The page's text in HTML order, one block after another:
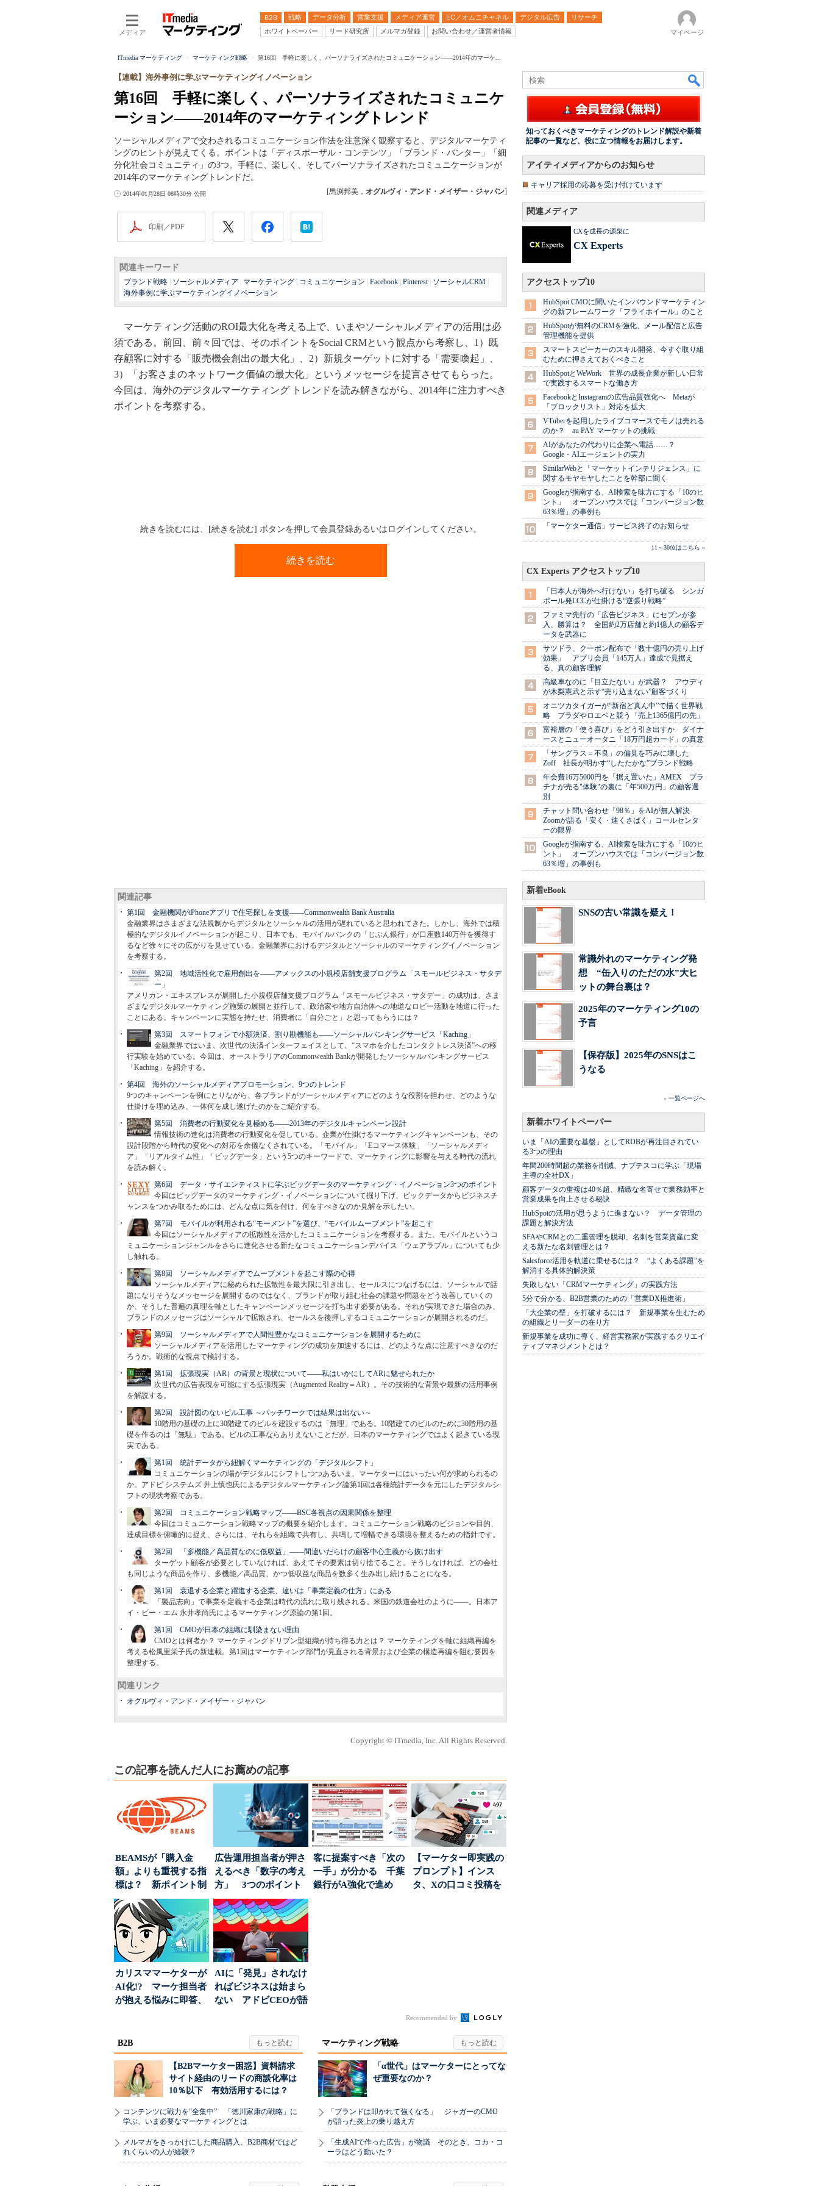
メディア
B2B 戦略 データ分析 営業支援 メディア運営 EC／オムニチャネル デジタル広告
リサーチ
ホワイトペーパー
リード研究所 メルマガ登録 お問い合わせ／運営者情報 マイページ
ITmedia マーケティング マーケティング戦略 第16回 手軽に楽しく、パーソナライズされたコミュニケーション――2014年のマーケ...
第16回 手軽に楽しく、パーソナライズされたコミュニケ
ーション――2014年のマーケティングトレンド
【連載】海外事例に学ぶマーケティングイノベーション
ソーシャルメディアで交わされるコミュニケーション作法を注意深く観察すると、デジタルマーケティ
ングのヒントが見えてくる。ポイントは「ディスポーザル・コンテンツ」「ブランド・バンター」「細
分化社会コミュニティ」の3つ。手軽に、楽しく、そしてパーソナライズされたコミュニケーションが
2014年のマーケティングトレンドだ。
2014年01月28日 08時30分 公開 [馬渕邦美， オグルヴィ・アンド・メイザー・ジャパン]
印刷／PDF
関連キーワード
ブランド戦略 ソーシャルメディア マーケティング コミュニケーション Facebook Pinterest| ソーシャルCRM
海外事例に学ぶマーケティングイノベーション
マーケティング活動のROI最大化を考える上で、いまやソーシャルメディアの活用は必
須である。前回、前々回では、そのポイントをSocial CRMという観点から考察し、1）既
存顧客に対する「販売機会創出の最大化」、2）新規ターゲットに対する「需要喚起」、
3）「お客さまのネットワーク価値の最大化」というメッセージを提言させてもらった。
今回は、海外のデジタルマーケティング トレンドを読み解きながら、2014年に注力すべき
ポイントを考察する。
続きを読むには、[続きを読む] ボタンを押して会員登録あるいはログインしてください。
続きを読む
関連記事
第1回 金融機関がiPhoneアプリで住宅探しを支援――Commonwealth Bank Australia
金融業界はさまざまな法規制からデジタルとソーシャルの活用が遅れていると思われてきた。しかし、海外では積
極的なデジタルイノベーションが起こり、日本でも、モバイルバンクの「じぶん銀行」が口座数140万件を獲得す
るなど徐々にその広がりを見せている。金融業界におけるデジタルとソーシャルのマーケティングイノベーション
を考察する。
第2回 地域活性化で雇用創出を――アメックスの小規模店舗支援プログラム「スモールビジネス・サタデ
ー」
アメリカン・エキスプレスが展開した小規模店舗支援プログラム「スモールビジネス・サタデー」の成功は、さま
ざまなデジタルマーケティング施策の展開と並行して、政治家や地方自治体への地道なロビー活動を地道に行った
ことにある。キャンペーンに実態を持たせ、消費者に「自分ごと」と思ってもらうには？
第3回 スマートフォンで小額決済、割り勘機能も――ソーシャルバンキングサービス「Kaching」
金融業界ではいま、次世代の決済インターフェイスとして、“スマホを介したコンタクトレス決済”への移
行実験を始めている。今回は、オーストラリアのCommonwealth Bankが開発したソーシャルバンキングサービス
「Kaching」を紹介する。
第4回 海外のソーシャルメディアプロモーション、9つのトレンド
9つのキャンペーンを例にとりながら、各ブランドがソーシャルメディアにどのような役割を担わせ、どのような
仕掛けを埋め込み、一体何を成し遂げたのかをご紹介する。
第5回 消費者の行動変化を見極める――2013年のデジタルキャンペーン設計
情報技術の進化は消費者の行動変化を促している。企業が仕掛けるマーケティングキャンペーンも、その
設計段階から時代の変化への対応を余儀なくされている。「モバイル」「Eコマース体験」「ソーシャルメディ
ア」「リアルタイム性」「ビッグデータ」という5つのキーワードで、マーケティングに影響を与える時代の流れ
を読み解く。
第6回 データ・サイエンティストに学ぶビッグデータのマーケティング・イノベーション3つのポイント
今回はビッグデータのマーケティング・イノベーションについて掘り下げ、ビックデータからビジネスチ
ャンスをつかみ取るためには、どんな点に気を付け、何をすべきなのか見解を示したい。
第7回 モバイルが利用される“モーメント”を選び、“モバイルムーブメント”を起こす
今回はソーシャルメディアの拡散性を活かしたコミュニケーションを考察する。また、モバイルというコ
ミュニケーションジャンルをさらに進化させる新たなコミュニケーションデバイス「ウェアラブル」についても少
し触れる。
第8回 ソーシャルメディアでムーブメントを起こす際の心得
ソーシャルメディアに秘められた拡散性を最大限に引き出し、セールスにつなげるには、ソーシャルで話
題になりそうなメッセージを展開するのではなく、ブランドが取り組む社会の課題や問題をどう改善していくの
か、そうした普遍の真理を軸としたキャンペーンメッセージを打ち出す必要がある。それが実現できた場合のみ、
ブランドのメッセージはソーシャルで拡散され、セールスを後押しするコミュニケーションが展開されるのだ。
第9回 ソーシャルメディアで人間性豊かなコミュニケーションを展開するために
ソーシャルメディアを活用したマーケティングの成功を加速するには、どのような点に注意すべきなのだ
ろうか。戦術的な視点で検討する。
第1回 拡張現実（AR）の背景と現状について――私はいかにしてARに魅せられたか
次世代の広告表現を可能にする拡張現実（Augmented Reality＝AR）。その技術的な背景や最新の活用事例
を解説する。
第2回 設計図のないビル工事 ～パッチワークでは結果は出ない～
10階用の基礎の上に30階建てのビルを建設するのは「無理」である。10階建てのビルのために30階用の基
礎を作るのは「無駄」である。ビルの工事ならありえないことだが、日本のマーケティングではよく起きている現
実である。
第1回 統計データから紐解くマーケティングの「デジタルシフト」
コミュニケーションの場がデジタルにシフトしつつあるいま、マーケターにはいったい何が求められるの
か。アドビ システムズ 井上慎也氏によるデジタルマーケティング論第1回は各種統計データを元にしたデジタルシ
フトの現状考察である。
第2回 コミュニケーション戦略マップ――BSC各視点の因果関係を整理
今回はコミュニケーション戦略マップの概要を紹介します。コミュニケーション戦略のビジョンや目的、
達成目標を俯瞰的に捉え、さらには、それらを組織で共有し、共鳴して増幅できる環境を整えるための指針です。
第2回 「多機能／高品質なのに低収益」――間違いだらけの顧客中心主義から抜け出す
ターゲット顧客が必要としていなければ、あえてその要素は切り捨てること。そうしなければ、どの会社
も同じような商品を作り、多機能／高品質、かつ低収益な商品を数多く生み出し続けることになる。
第1回 衰退する企業と躍進する企業、違いは「事業定義の仕方」にある
「製品志向」で事業を定義する企業は時代の流れに取り残される。米国の鉄道会社のように――。日本ア
イ・ビー・エム 永井孝尚氏によるマーケティング原論の第1回。
第1回 CMOが日本の組織に馴染まない理由
CMOとは何者か？ マーケティングドリブン型組織が持ち得る力とは？ マーケティングを軸に組織再編を
考える松風里栄子氏の新連載。第1回はマーケティング部門が見直される背景および企業の構造再編を阻む要因を
整理する。
関連リンク
オグルヴィ・アンド・メイザー・ジャパン
Copyright © ITmedia, Inc. All Rights Reserved.
この記事を読んだ人にお薦めの記事
BEAMSが「購入金
額」よりも重視する指
標は？ 新ポイント制
度の狙い
広告運用担当者が押さ
えるべき「数字の考え
方」 3つのポイント
とは
客に提案すべき「次の
一手」が分かる 千葉
銀行がA強化で進め
【マーケター即実践の
プロンプト】インス
タ、Xの口コミ投稿を
カリスママーケターが
AI化!? マーケ担当者
が抱える悩みに即答、
AIに「発見」されなけ
ればビジネスは始まら
ない アドビCEOが語
Recommended by
B2B
【B2Bマーケター困惑】資料請求
サイト経由のリードの商談化率は
10％以下 有効活用するには？
コンテンツに戦力を“全集中” 「徳川家康の戦略」に
学ぶ、いま必要なマーケティングとは
メルマガをきっかけにした商品購入、B2B商材ではど
れくらいの人が経験？
マーケティング戦略
「α世代」はマーケターにとってな
ぜ重要なのか？
「ブランドは叩かれて強くなる」 ジャガーのCMO
が語った炎上の乗り越え方
「生成AIで作った広告」が物議 そのとき、コカ・コ
ーラはどう動いた？
知っておくべきマーケティングのトレンド解説や新着
記事の一覧など、役に立つ情報をお届けします。
アイティメディアからのお知らせ
キャリア採用の応募を受け付けています
関連メディア
CXを成長の源泉に
CX Experts
アクセストップ10
HubSpot CMOに聞いたインバウンドマーケティン
グの新フレームワーク「フライホイール」のこと
HubSpotが無料のCRMを強化、メール配信と広告
管理機能を提供
スマートスピーカーのスキル開発、今すぐ取り組
むために押さえておくべきこと
HubSpotとWeWork 世界の成長企業が新しい日常
で実践するスマートな働き方
FacebookとInstagramの広告品質強化へ Metaが
「ブロックリスト」対応を拡大
VTuberを起用したライブコマースでモノは売れる
のか？ au PAY マーケットの挑戦
AIがあなたの代わりに企業へ電話……？
Google・AIエージェントの実力
SimilarWebと「マーケットインテリジェンス」に
関するモヤモヤしたことを幹部に聞く
Googleが指南する、AI検索を味方にする「10のヒ
ント」 オープンハウスでは「コンバージョン数
63％増」の事例も
「マーケター通信」サービス終了のお知らせ
11～30位はこちら »
CX Experts アクセストップ10
「日本人が海外へ行けない」を打ち破る シンガ
ポール発LCCが仕掛ける“逆張り戦略”
ファミマ先行の「広告ビジネス」にセブンが参
入、勝算は？ 全国約2万店舗と約1億人の顧客デ
ータを武器に
サツドラ、クーポン配布で「数十億円の売り上げ
効果」 アプリ会員「145万人」達成で見据え
る、真の顧客理解
高級車なのに「目立たない」が武器？ アウディ
が木梨憲武と示す“売り込まない”顧客づくり
オニツカタイガーが“新宿ど真ん中”で描く世界戦
略 プラダやロエベと競う「売上1365億円の先」
富裕層の「使う喜び」をどう引き出すか ダイナ
ースとニューオータニ「18万円超カード」の真意
「サングラス＝不良」の偏見を巧みに壊した
Zoff 社長が明かす“したたかな”ブランド戦略
年会費16万5000円を「据え置いた」AMEX プラ
チナが売る"体験"の裏に「年500万円」の顧客選
別
チャット問い合わせ「98％」をAIが無人解決
Zoomが語る「安く・速くさばく」コールセンタ
ーの限界
Googleが指南する、AI検索を味方にする「10のヒ
ント」 オープンハウスでは「コンバージョン数
63％増」の事例も
新着eBook
SNSの古い常識を疑え！
常識外れのマーケティング発
想 “缶入りのただの水”大ヒ
ットの舞台裏は？
2025年のマーケティング10の
予言
【保存版】2025年のSNSはこ
うなる
» 一覧ページへ
新着ホワイトペーパー
いま「AIの重要な基盤」としてRDBが再注目されてい
る3つの理由
年間200時間超の業務を削減、ナブテスコに学ぶ「現場
主導の全社DX」
顧客データの重複は40％超、精緻な名寄せで業務効率と
営業成果を向上させる秘訣
HubSpotの活用が思うように進まない？ データ管理の
課題と解決方法
SFAやCRMとの二重管理を脱却、名刺を営業資産に変
える新たな名刺管理とは？
Salesforce活用を軌道に乗せるには？ “よくある課題”を
解消する具体的解決策
失敗しない「CRMマーケティング」の実践方法
5分で分かる、B2B営業のための「営業DX推進術」
「大企業の壁」を打破するには？ 新規事業を生むため
の組織とリーダーの在り方
新規事業を成功に導く、経営実務家が実践するクリエイ
ティブマネジメントとは？